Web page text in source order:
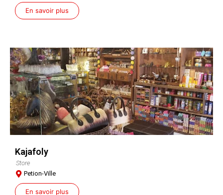
En savoir plus
Kajafoly
Store
Petion-Ville
En savoir plus